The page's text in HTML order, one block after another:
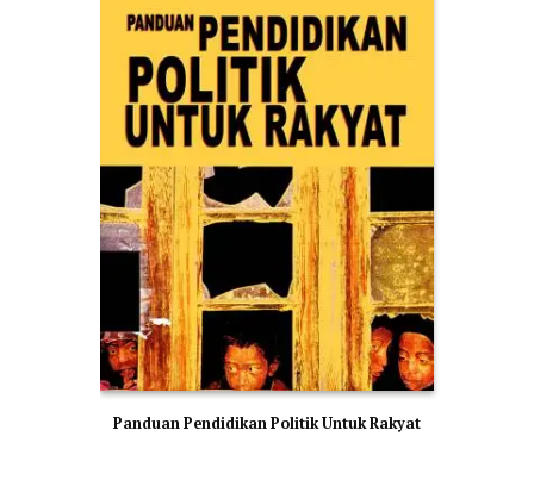
Panduan Pendidikan Politik Untuk Rakyat